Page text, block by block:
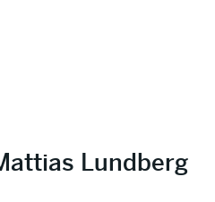
Lundberg